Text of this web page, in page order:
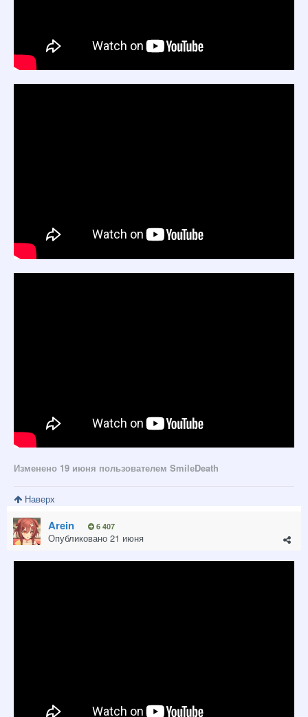
Изменено 19 июня пользователем SmilеDeath
Наверх
Arein 6 407
Опубликовано 21 июня